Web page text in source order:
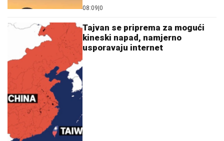
08:09 0
Tajvan se priprema za mogući
kineski napad, namjerno
usporavaju internet